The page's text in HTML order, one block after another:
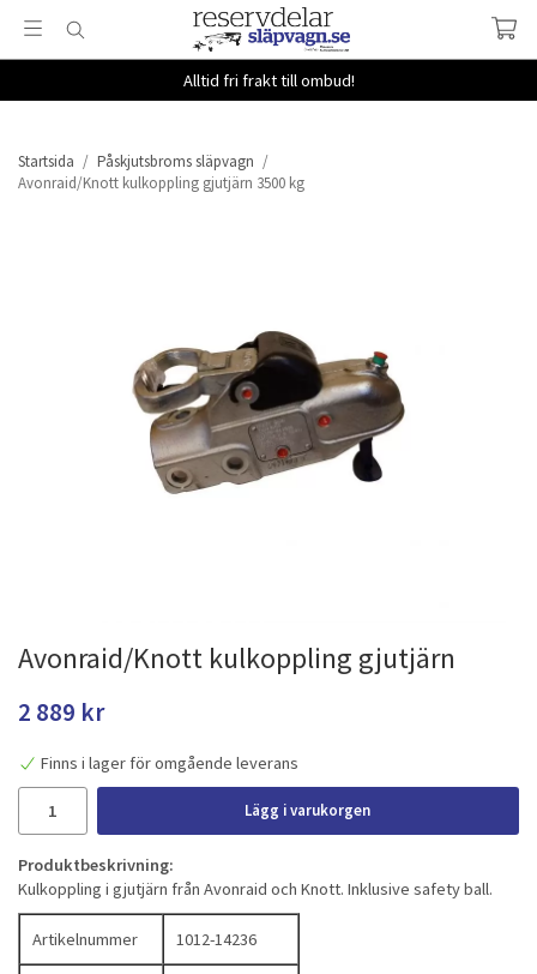
Alltid fri frakt till ombud!
Startsida / Påskjutsbroms släpvagn /
Avonraid/Knott kulkoppling gjutjärn 3500 kg
Avonraid/Knott kulkoppling gjutjärn
2 889 kr
Finns i lager för omgående leverans
Lägg i varukorgen
Produktbeskrivning:
Kulkoppling i gjutjärn från Avonraid och Knott. Inklusive safety ball.
Artikelnummer 1012-14236